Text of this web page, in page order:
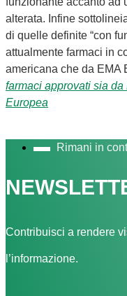
alterata. Infine
di quelle definite “con
attualmente farmaci in
americana che da EMA
farmaci approvati sia
Europea
Rimani in
Contribuisci a rendere
l’informazione.